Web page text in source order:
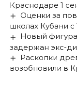
Краснодаре 1
Оценки за
школах Кубани с
Новый
задержан экс-
Раскопки
возобновили в